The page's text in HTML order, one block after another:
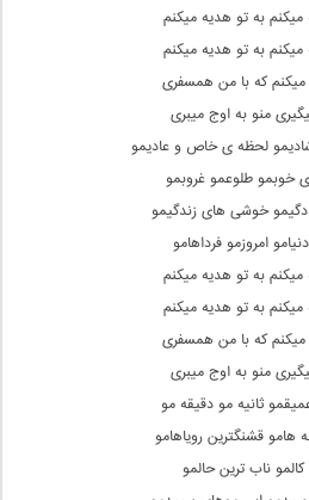
به تو هدیه میکنم
به تو هدیه میکنم
میکنم که با من همسفری
منو به اوج میبری
لحظه ی خاص و عادیمو
خوبمو طلوعمو غروبمو
خوشی های زندگیمو
امروزمو فرداهامو
به تو هدیه میکنم
به تو هدیه میکنم
میکنم که با من همسفری
منو به اوج میبری
ثانیه مو دقیقه مو
هامو قشنگترین رویاهامو
کالمو ناب ترین حالمو